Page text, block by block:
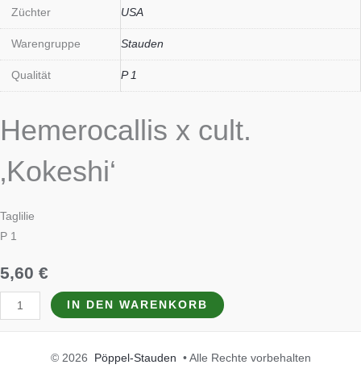
Züchter USA
Warengruppe Stauden
Qualität P 1
Hemerocallis x cult.
‚Kokeshi‘
Taglilie
P 1
5,60 €
IN DEN WARENKORB
© 2026 Pöppel-Stauden • Alle Rechte vorbehalten